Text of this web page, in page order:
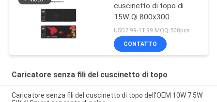
cuscinetto di topo di
15W Qi 800x300
USD7.99-11.99 MOQ:500pcs
CONTATTO
Caricatore senza fili del cuscinetto di topo
Caricatore senza fili del cuscinetto di topo dell'OEM 10W 7.5W